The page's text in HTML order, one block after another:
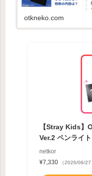
otkneko.com
【Stray Kids】
Ver.2 ペンライ
netkor
¥7,330
（2026/06/